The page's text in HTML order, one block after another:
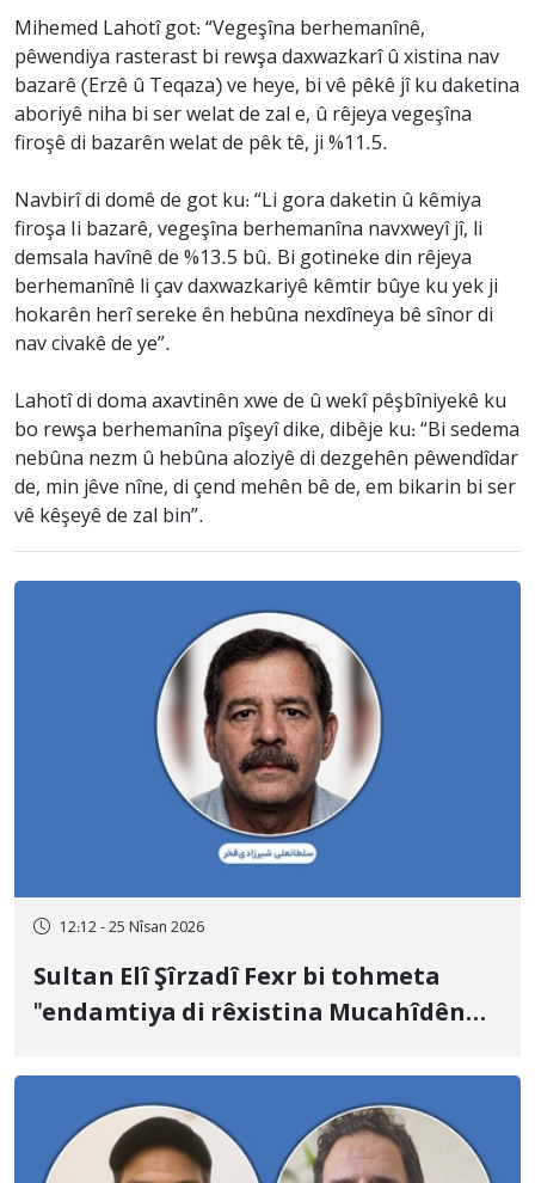
Mihemed Lahotî got: “Vegeşîna berhemanînê,
pêwendiya rasterast bi rewşa daxwazkarî û xistina nav
bazarê (Erzê û Teqaza) ve heye, bi vê pêkê jî ku daketina
aboriyê niha bi ser welat de zal e, û rêjeya vegeşîna
firoşê di bazarên welat de pêk tê, ji %11.5.
Navbirî di domê de got ku: “Li gora daketin û kêmiya
firoşa Ii bazarê, vegeşîna berhemanîna navxweyî jî, li
demsala havînê de %13.5 bû. Bi gotineke din rêjeya
berhemanînê li çav daxwazkariyê kêmtir bûye ku yek ji
hokarên herî sereke ên hebûna nexdîneya bê sînor di
nav civakê de ye”.
Lahotî di doma axavtinên xwe de û wekî pêşbîniyekê ku
bo rewşa berhemanîna pîşeyî dike, dibêje ku: “Bi sedema
nebûna nezm û hebûna aloziyê di dezgehên pêwendîdar
de, min jêve nîne, di çend mehên bê de, em bikarin bi ser
vê kêşeyê de zal bin”.
12:12 - 25 Nîsan 2026
Sultan Elî Şîrzadî Fexr bi tohmeta
"endamtiya di rêxistina Mucahîdên
îdamkirin.